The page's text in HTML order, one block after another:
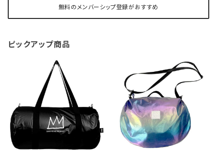
無料のメンバーシップ登録がおすすめ
ピックアップ商品